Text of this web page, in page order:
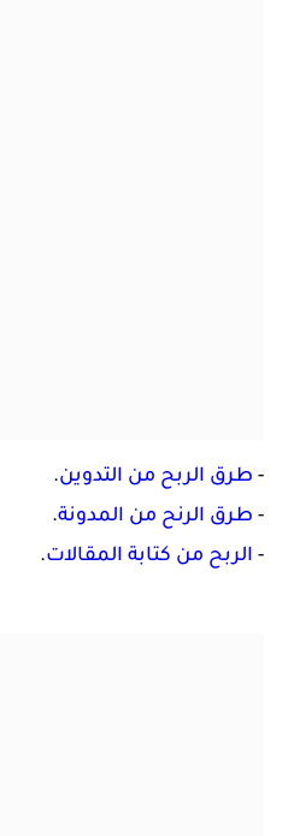
- طرق الربح من التدوين.
- طرق الرنح من المدونة.
- الربح من كتابة المقالات.